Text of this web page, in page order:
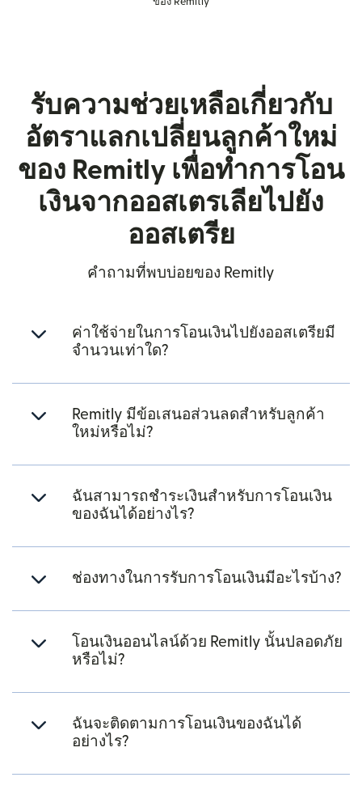
รับความช่วยเหลือเกี่ยวกับ
อัตราแลกเปลี่ยนลูกค้าใหม่
ของ Remitly เพื่อทำการโอน
เงินจากออสเตรเลียไปยัง
ออสเตรีย
คำถามที่พบบ่อยของ Remitly
ค่าใช้จ่ายในการโอนเงินไปยังออสเตรียมี
จำนวนเท่าใด?
Remitly มีข้อเสนอส่วนลดสำหรับลูกค้า
ใหม่หรือไม่?
ฉันสามารถชำระเงินสำหรับการโอนเงิน
ของฉันได้อย่างไร?
ช่องทางในการรับการโอนเงินมีอะไรบ้าง?
โอนเงินออนไลน์ด้วย Remitly นั้นปลอดภัย
หรือไม่?
ฉันจะติดตามการโอนเงินของฉันได้
อย่างไร?